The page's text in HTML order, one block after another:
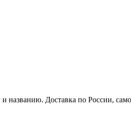
названию. Доставка по России,